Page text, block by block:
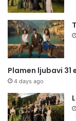
Plamen ljubavi 31
4 days ago